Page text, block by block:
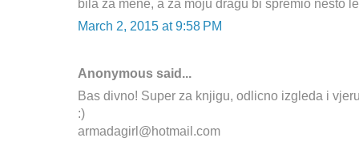
bila za mene, a za moju dragu bi spremio nešto
March 2, 2015 at 9:58 PM
Anonymous said...
Bas divno! Super za knjigu, odlicno izgleda i
:)
armadagirl@hotmail.com